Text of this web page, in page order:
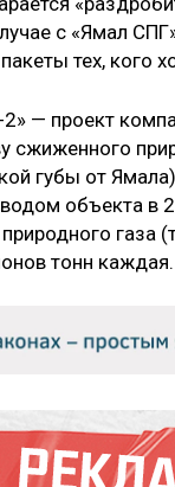
с «Ямал
пакеты тех,
— проект
сжиженного
губы от
объекта в
газа
тонн каждая.